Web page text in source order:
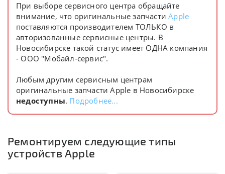
При выборе сервисного центра обращайте
внимание, что оригинальные запчастиApple
поставляются производителем ТОЛЬКО в
авторизованные сервисные центры. В
Новосибирске такой статус имеет ОДНА компания
- ООО "Мобайл-сервис".
Любым другим сервисным центрам
оригинальные запчасти Apple в Новосибирске
недоступны. Подробнее...
Ремонтируем следующие типы
устройств Apple